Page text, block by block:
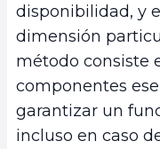
disponibilidad, y
dimensión
método consiste
componentes
garantizar un
incluso en caso